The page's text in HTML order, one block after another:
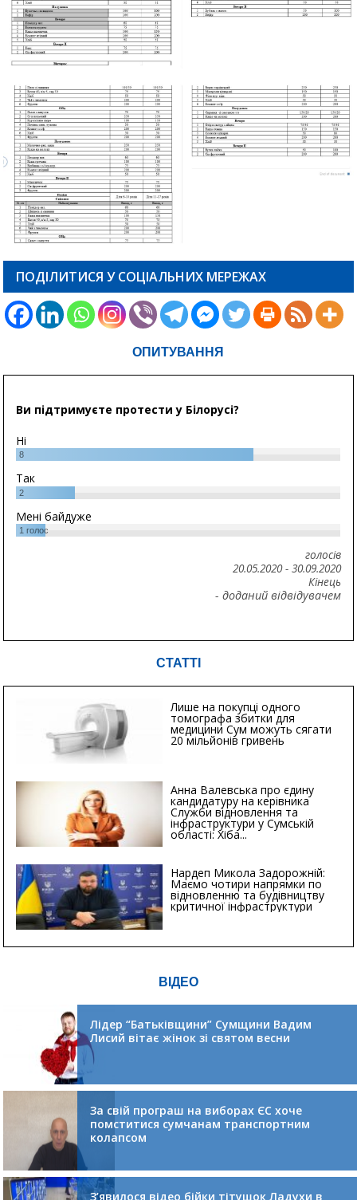
ПОДІЛИТИСЯ У СОЦІАЛЬНИХ МЕРЕЖАХ
ОПИТУВАННЯ
Ви підтримуєте протести у Білорусі?
Ні
8
Так
2
Мені байдуже
1 голос
голосів
20.05.2020- 30.09.2020
Кінець
- доданий відвідувачем
СТАТТІ
Лише на покупці одного
томографа збитки для
медицини Сум можуть сягати
20 мільйонів гривень
Анна Валевська про єдину
кандидатуру на керівника
Служби відновлення та
інфраструктури у Сумській
області: Хіба...
Нардеп Микола Задорожній:
Маємо чотири напрямки по
відновленню та будівництву
критичної інфраструктури
ВІДЕО
Лідер “Батьківщини” Сумщини Вадим
Лисий вітає жінок зі святом весни
За свій програш на виборах ЄС хоче
помститися сумчанам транспортним
колапсом
З’явилося відео бійки тітушок Ладухи в